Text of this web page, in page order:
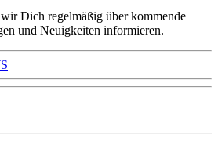
Dich regelmäßig über kommende
und Neuigkeiten informieren.